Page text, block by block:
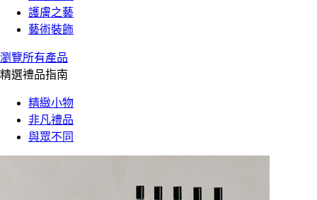
護膚之藝
藝術裝飾
瀏覽所有產品
精選禮品指南
精緻小物
非凡禮品
與眾不同